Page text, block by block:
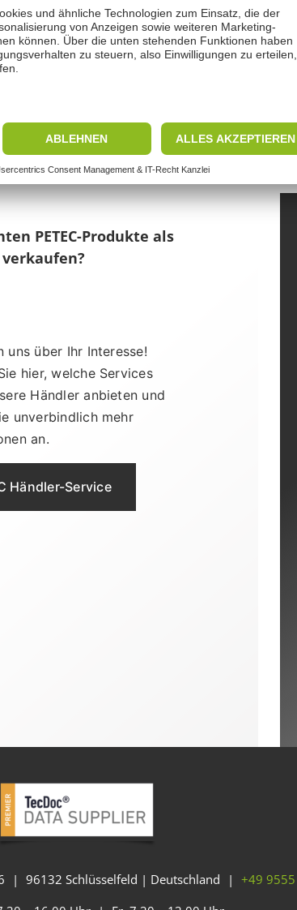
Düsensatz
mehr erfahren >>
Artikel-
mehr
PETEC-Produkte als
uns über Ihr Interesse!
hier, welche Services
Händler anbieten und
unverbindlich mehr
an.
Händler-Service
| 96132 Schlüsselfeld | Deutschland | +49